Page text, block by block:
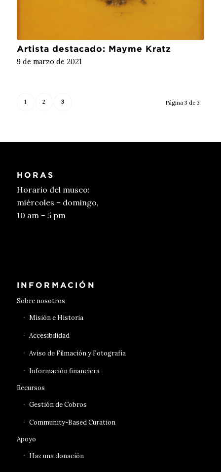
Artista destacado: Mayme Kratz
9 de marzo de 2021
Página 3 de 3
1 2 3
HORAS
Horario del museo:
miércoles – domingo,
10 am – 5 pm
INFORMACIÓN
Sobre nosotros
Misión e Historia
Accesibilidad
Aviso de Filmación y Fotografía
Información financiera
Recursos
Gestión de Cobros
Community-Based Curation
Apoyo
Haz una donación